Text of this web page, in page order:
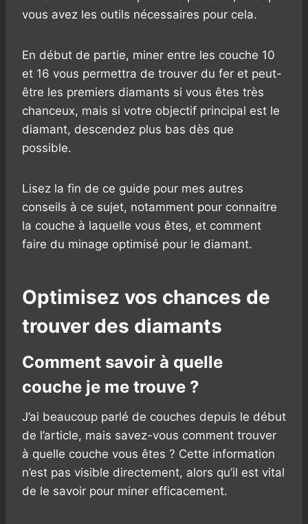
vous avez les outils nécessaires pour cela.
En début de partie, miner entre les couche 10
et 16 vous permettra de trouver du fer et peut-
être les premiers diamants si vous êtes très
chanceux, mais si votre objectif principal est le
diamant, descendez plus bas dès que
possible.
Lisez la fin de ce guide pour mes autres
conseils à ce sujet, notamment pour connaitre
la couche à laquelle vous êtes, et comment
faire du minage optimisé pour le diamant.
Optimisez vos chances de
trouver des diamants
Comment savoir à quelle
couche je me trouve ?
J’ai beaucoup parlé de couches depuis le début
de l’article, mais savez-vous comment trouver
à quelle couche vous êtes ? Cette information
n’est pas visible directement, alors qu’il est vital
de le savoir pour miner efficacement.